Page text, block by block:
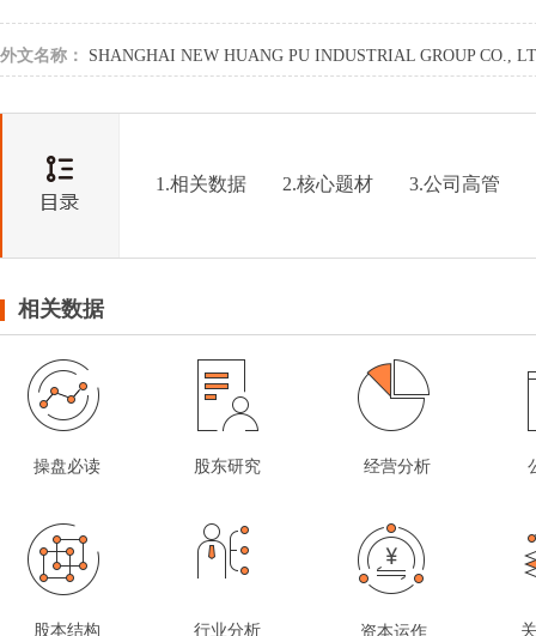
外文名称： SHANGHAI NEW HUANG PU INDUSTRIAL GROUP CO.,
1.相关数据 2.核心题材 3.公司高管
相关数据
操盘必读 股东研究 经营分析
股本结构 行业分析 资本运作